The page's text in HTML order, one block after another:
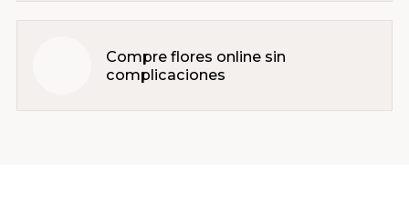
Compre flores online sin
complicaciones